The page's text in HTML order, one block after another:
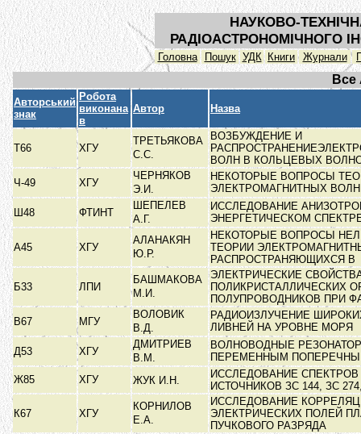
НАУКОВО-
РАДІОАСТРОНОМІЧНОГО
Головна Пошук УДК Книги Журнали
Все
Авторський
знак
Робота
виконана
в
Автор Назва
Т66 ХГУ
ТРЕТЬЯКОВА
С.С.
ВОЗБУЖДЕНИЕ И
ВОЛН В КОЛЬЦЕВЫХ
Ч-49
ХГУ
ЧЕРНЯКОВ
Э.И.
НЕКОТОРЫЕ ВОПРОСЫ
ЭЛЕКТРОМАГНИТНЫХ
Ш48
ФТИНТ
ШЕПЕЛЕВ
А.Г.
ИССЛЕДОВАНИЕ
ЭНЕРГЕТИЧЕСКОМ
А45 ХГУ
АЛАНАКЯН
Ю.Р.
НЕКОТОРЫЕ ВОПРОСЫ
ТЕОРИИ
РАСПРОСТРАНЯЮЩИХСЯ В
Б33 ЛПИ
БАШМАКОВА
М.И.
ЭЛЕКТРИЧЕСКИЕ
ПОЛИКРИСТАЛЛИЧЕСКИХ
ПОЛУПРОВОДНИКОВ ПРИ
В67
МГУ
ВОЛОВИК
В.Д.
РАДИОИЗЛУЧЕНИЕ
ЛИВНЕЙ НА УРОВНЕ МОРЯ
Д53
ХГУ
ДМИТРИЕВ
В.М.
ВОЛНОВОДНЫЕ
ПЕРЕМЕННЫМ
Ж85
ХГУ ЖУК И.Н.
ИССЛЕДОВАНИЕ
ИСТОЧНИКОВ ЗС 144, ЗС
К67 ХГУ
КОРНИЛОВ
Е.А.
ИССЛЕДОВАНИЕ
ЭЛЕКТРИЧЕСКИХ ПОЛЕЙ
ПУЧКОВОГО РАЗРЯДА